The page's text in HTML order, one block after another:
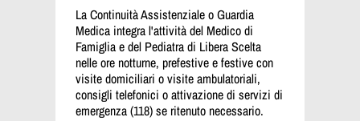
La Continuità Assistenziale o Guardia
Medica integra l'attività del Medico di
Famiglia e del Pediatra di Libera Scelta
nelle ore notturne, prefestive e festive con
visite domiciliari o visite ambulatoriali,
consigli telefonici o attivazione di servizi di
emergenza (118) se ritenuto necessario.